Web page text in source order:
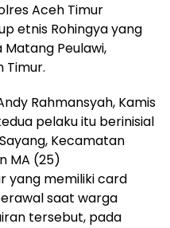
Aceh Timur
etnis Rohingya yang
Peulawi,
Timur.
Rahmansyah, Kamis
pelaku itu berinisial
Kecamatan
MA (25)
yang memiliki card
saat warga
tersebut, pada